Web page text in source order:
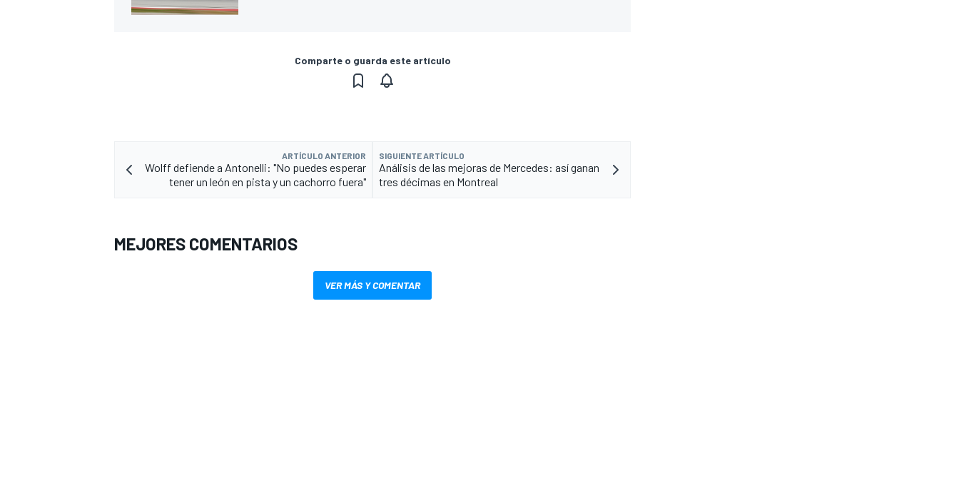
Comparte o guarda este artículo
ARTÍCULO ANTERIOR
Wolff defiende a Antonelli: "No puedes esperar
tener un león en pista y un cachorro fuera"
SIGUIENTE ARTÍCULO
Análisis de las mejoras de Mercedes: así ganan
tres décimas en Montreal
MEJORES COMENTARIOS
VER MÁS Y COMENTAR